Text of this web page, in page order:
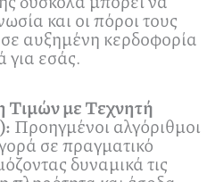
και οι πόροι τους
αυξημένη κερδοφορία
για εσάς.
Τιμών με Τεχνητή
Προηγμένοι αλγόριθμοι
σε πραγματικό
δυναμικά τις